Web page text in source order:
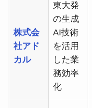
株式会
社アド
カル
東大発
の生成
AI技術
を活用
した業
務効率
化